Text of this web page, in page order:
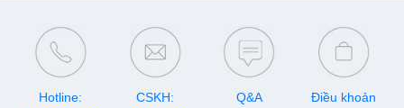
An, Art Director Denis Đặng…
Hotline:
CSKH:
Q&A Điều khoản